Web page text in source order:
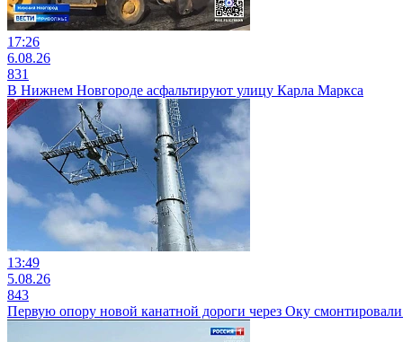
17:26
6.08.26
831
В Нижнем Новгороде асфальтируют улицу Карла Маркса
13:49
5.08.26
843
Первую опору новой канатной дороги через Оку смонтировали